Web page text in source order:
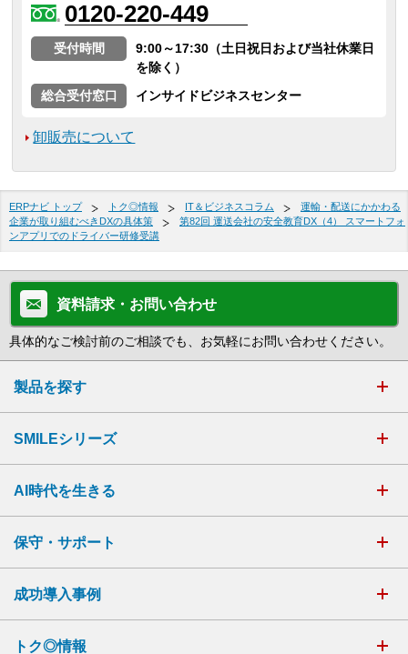
0120-220-449
受付時間
9:00～17:30（土日祝日および当社休業日
を除く）
総合受付窓口
インサイドビジネスセンター
卸販売について
ERPナビ トップ トク◎情報 IT＆ビジネスコラム
運輸・配送にかかわる
企業が取り組むべきDXの具体策
第82回 運送会社の安全教育DX（4） スマートフォ
ンアプリでのドライバー研修受講
資料請求・お問い合わせ
具体的なご検討前のご相談でも、お気軽にお問い合わせください。
製品を探す
SMILEシリーズ
AI時代を生きる
保守・サポート
成功導入事例
トク◎情報